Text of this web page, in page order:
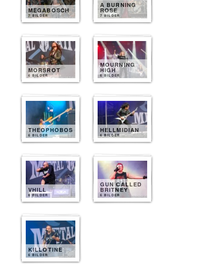
MEGABOSCH
7 BILDER
A BURNING
ROSE
7 BILDER
MORSROT
6 BILDER
MOURNING
HIGH
6 BILDER
THEOPHOBOS
6 BILDER
HELLMIDIAN
6 BILDER
VHILL
6 BILDER
GUN CALLED
BRITNEY
6 BILDER
KILLOTINE
6 BILDER